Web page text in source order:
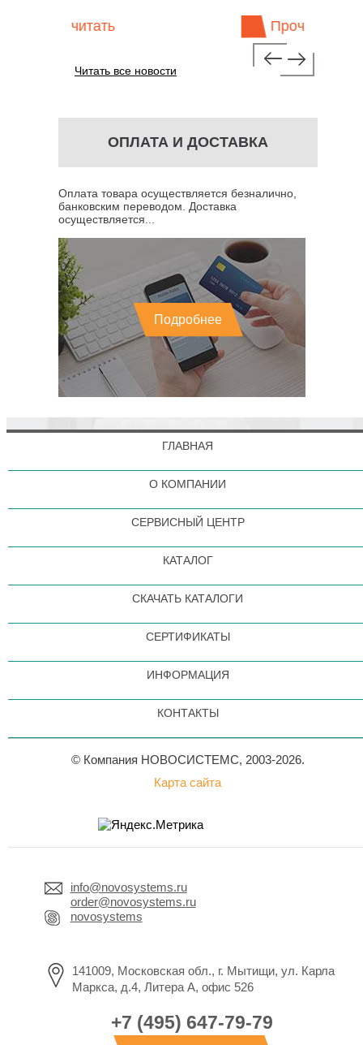
Читать все новости
ОПЛАТА И ДОСТАВКА
Оплата товара осуществляется безналично,
банковским переводом. Доставка
осуществляется...
Подробнее
ГЛАВНАЯ
О КОМПАНИИ
СЕРВИСНЫЙ ЦЕНТР
КАТАЛОГ
СКАЧАТЬ КАТАЛОГИ
СЕРТИФИКАТЫ
ИНФОРМАЦИЯ
КОНТАКТЫ
© Компания НОВОСИСТЕМС, 2003-2026.
Карта сайта
info@novosystems.ru
order@novosystems.ru
novosystems
141009, Московская обл., г. Мытищи, ул. Карла
Маркса, д.4, Литера А, офис 526
+7 (495) 647-79-79